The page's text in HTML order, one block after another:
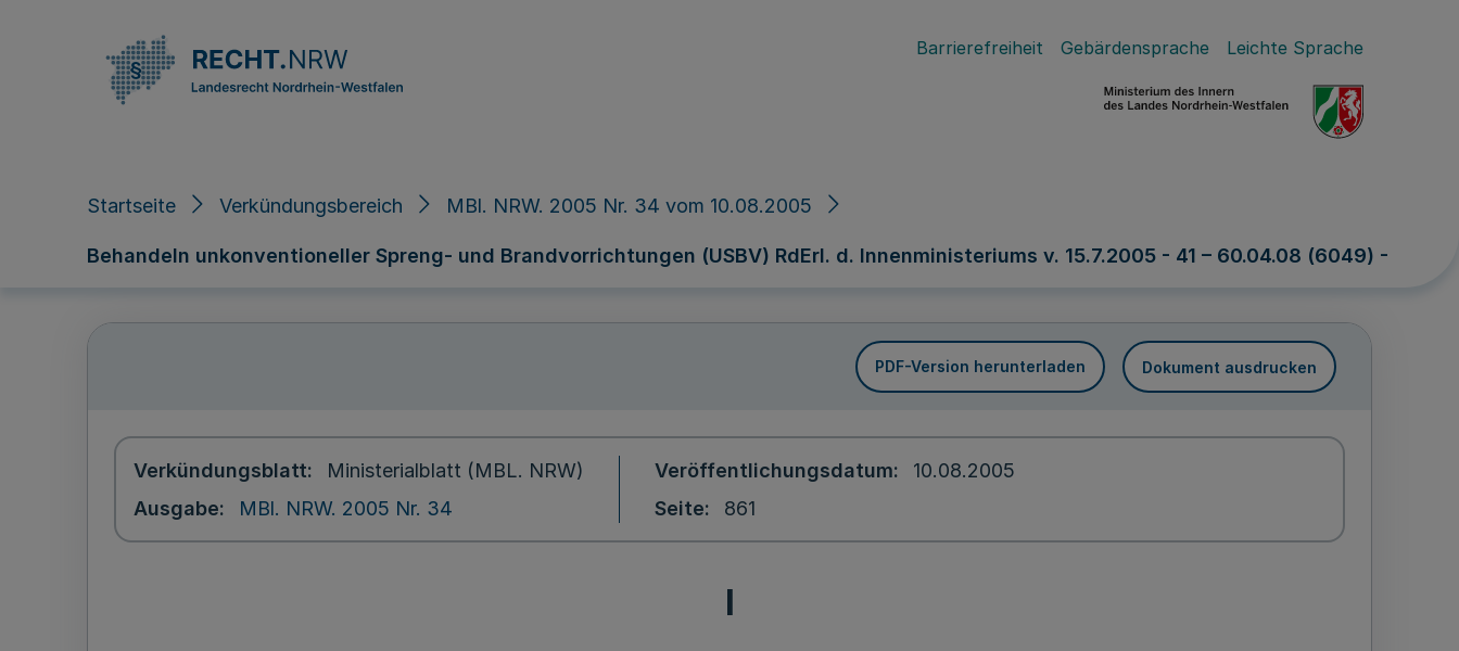
Barrierefreiheit Gebärdensprache Leichte Sprache
Startseite Verkündungsbereich MBl. NRW. 2005 Nr. 34 vom 10.08.2005
Behandeln unkonventioneller Spreng- und Brandvorrichtungen (USBV) RdErl. d. Innenministeriums v. 15.7.2005 - 41 – 60.04.08 (6049) -
PDF-Version herunterladen Dokument ausdrucken
Verkündungsblatt
Ministerialblatt (MBL. NRW)
Ausgabe
MBl. NRW. 2005 Nr. 34
Veröffentlichungsdatum
10.08.2005
Seite
861
I